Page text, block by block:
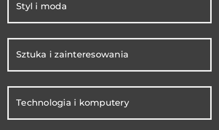
Styl i moda
Sztuka i zainteresowania
Technologia i komputery